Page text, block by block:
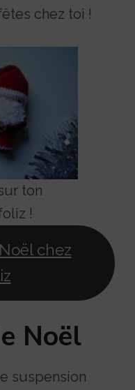
chez toi !
ton
!
chez
Noël
suspension